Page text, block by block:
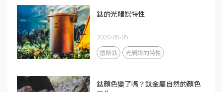
鈦的光觸媒特性
2020-05-05
鎧斯鈦 光觸媒的特性
鈦顏色變了嗎？鈦金屬自然的顏色